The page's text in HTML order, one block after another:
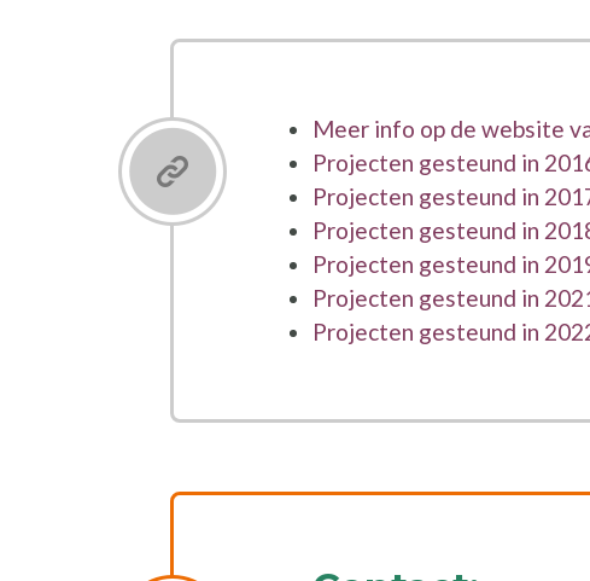
Meer info op de website
Projecten gesteund in
Projecten gesteund in
Projecten gesteund in
Projecten gesteund in
Projecten gesteund in
Projecten gesteund in